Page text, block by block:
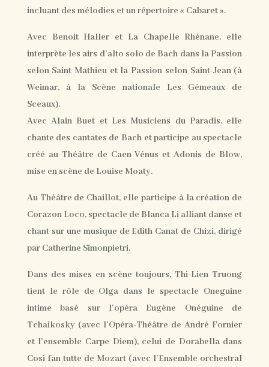
incluant des mélodies et un répertoire « Cabaret ».
Avec Benoit Haller et La Chapelle Rhénane, elle
interprète les airs d’alto solo de Bach dans la Passion
selon Saint Mathieu et la Passion selon Saint-Jean (à
Weimar, à la Scène nationale Les Gémeaux de
Sceaux).
Avec Alain Buet et Les Musiciens du Paradis, elle
chante des cantates de Bach et participe au spectacle
créé au Théâtre de Caen Vénus et Adonis de Blow,
mise en scène de Louise Moaty.
Au Théâtre de Chaillot, elle participe à la création de
Corazon Loco, spectacle de Blanca Li alliant danse et
chant sur une musique de Edith Canat de Chizi, dirigé
par Catherine Simonpietri.
Dans des mises en scène toujours, Thi-Lien Truong
tient le rôle de Olga dans le spectacle Oneguine
intime basé sur l’opéra Eugène Onéguine de
Tchaikosky (avec l’Opéra-Théâtre de André Fornier
et l’ensemble Carpe Diem), celui de Dorabella dans
Cosi fan tutte de Mozart (avec l’Ensemble orchestral